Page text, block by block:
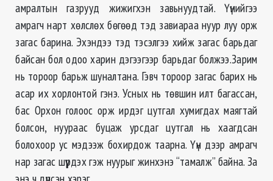
амралтын газрууд жижигхэн завьнуудтай. Үүнийгээ
амрагч нарт хөлслөх бөгөөд тэд завиараа нуур луу орж
загас барина. Эхэндээ тэд тэсэлгээ хийж загас барьдаг
байсан бол одоо харин дэгээгээр барьдаг болжээ.Зарим
нь тороор барьж шуналтана. Гэвч тороор загас барих нь
асар их хорлонтой гэнэ. Усных нь төвшин илт багассан,
бас Орхон голоос орж ирдэг цутгал хумигдах маягтай
болсон, нуураас буцаж урсдаг цутгал нь хаагдсан
болохоор ус мэдээж бохирдож таарна. Үүн дээр амрагч
нар загас шүүрдэх гэж нуурыг жинхэнэ “тамалж” байна. За